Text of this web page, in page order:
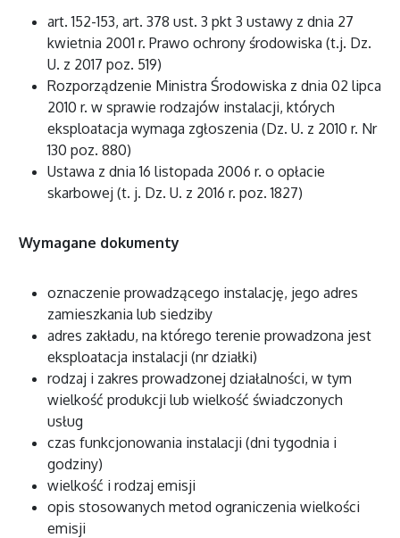
art. 152-153, art. 378 ust. 3 pkt 3 ustawy z dnia 27
kwietnia 2001 r. Prawo ochrony środowiska (t.j. Dz.
U. z 2017 poz. 519)
Rozporządzenie Ministra Środowiska z dnia 02 lipca
2010 r. w sprawie rodzajów instalacji, których
eksploatacja wymaga zgłoszenia (Dz. U. z 2010 r. Nr
130 poz. 880)
Ustawa z dnia 16 listopada 2006 r. o opłacie
skarbowej (t. j. Dz. U. z 2016 r. poz. 1827)
Wymagane dokumenty
oznaczenie prowadzącego instalację, jego adres
zamieszkania lub siedziby
adres zakładu, na którego terenie prowadzona jest
eksploatacja instalacji (nr działki)
rodzaj i zakres prowadzonej działalności, w tym
wielkość produkcji lub wielkość świadczonych
usług
czas funkcjonowania instalacji (dni tygodnia i
godziny)
wielkość i rodzaj emisji
opis stosowanych metod ograniczenia wielkości
emisji